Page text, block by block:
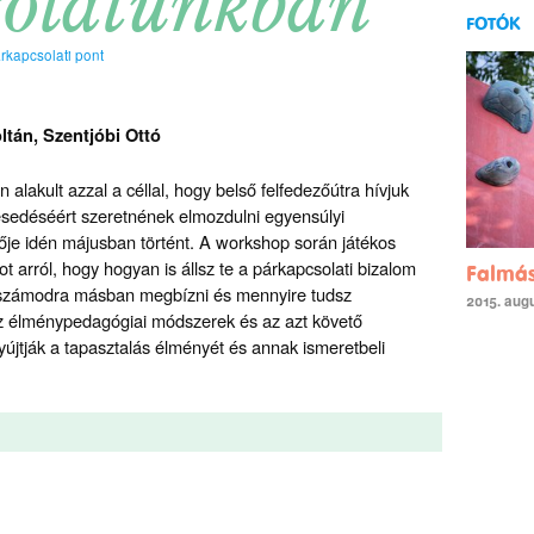
pont
Szentjóbi Ottó
alakult azzal a céllal, hogy belső felfedezőútra hívjuk
szeretnének elmozdulni egyensúlyi
idén májusban történt. A workshop során játékos
arról, hogy hogyan is állsz te a párkapcsolati bizalom
másban megbízni és mennyire tudsz
módszerek és az azt követő
a tapasztalás élményét és annak ismeretbeli
FOTÓK
2015.